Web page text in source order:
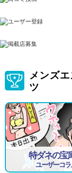
メンズ
ツ
特ダネの宝
ユーザーコ